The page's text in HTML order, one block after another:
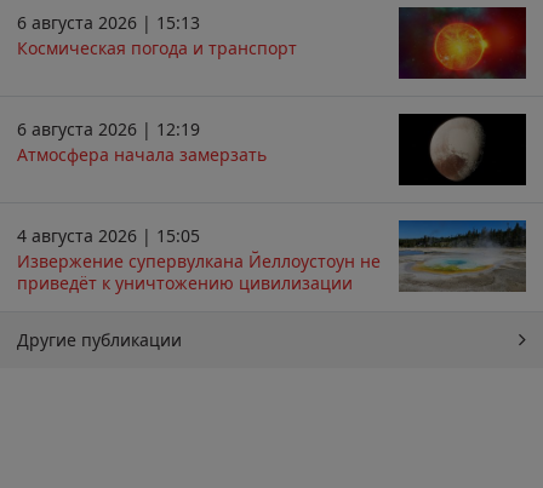
6 августа 2026 | 15:13
Космическая погода и транспорт
6 августа 2026 | 12:19
Атмосфера начала замерзать
4 августа 2026 | 15:05
Извержение супервулкана Йеллоустоун не
приведёт к уничтожению цивилизации
Другие публикации